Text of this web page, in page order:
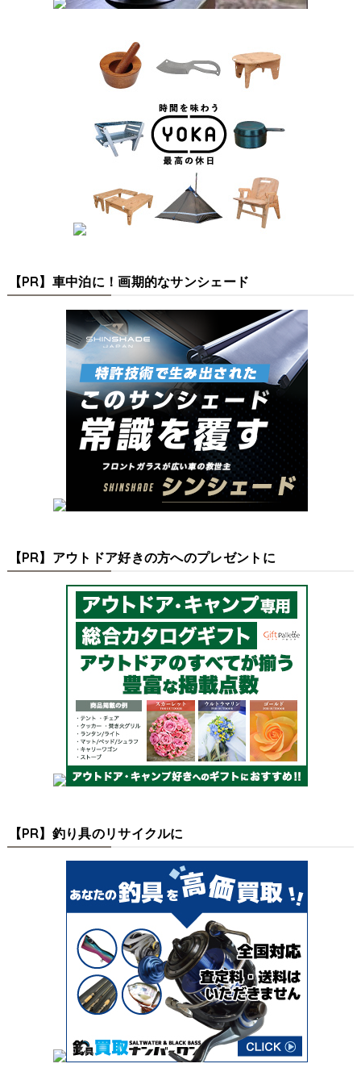
【PR】車中泊に！画期的なサンシェード
【PR】アウトドア好きの方へのプレゼントに
【PR】釣り具のリサイクルに